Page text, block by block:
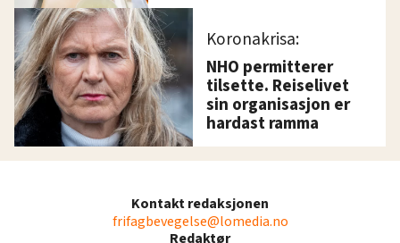
Koronakrisa:
NHO permitterer
tilsette. Reiselivet
sin organisasjon er
hardast ramma
Kontakt redaksjonen
frifagbevegelse@lomedia.no
Redaktør